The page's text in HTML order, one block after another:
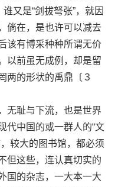
又是“剑拔弩张”，就因
倘在，是也许可以减去
该有博采种种所谓无价
以前虽无成例，却是留
两的形状的禹鼎〔３
耻与下流，也是世界
代中国的或一群人的“文
较大的图书馆，都必须
但这些，连认真切实的
国的杂志，一大本一大